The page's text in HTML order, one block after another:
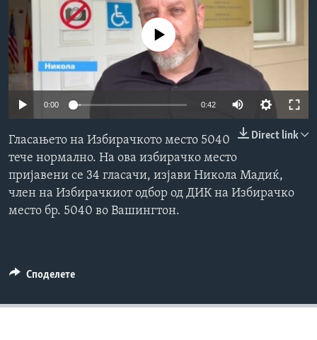
ИНТЕРВЈУА
Јазици
No media source currently available
0:00 0:42
Direct link
Гласањето на Избирачкото место 5040
тече нормално. На ова избирачко место
пријавени се 34 гласачи, изјави Никола Мадиќ,
член на Избирачкиот одбор од ДИК на Избирачко
место бр. 5040 во Вашингтон.
Споделете